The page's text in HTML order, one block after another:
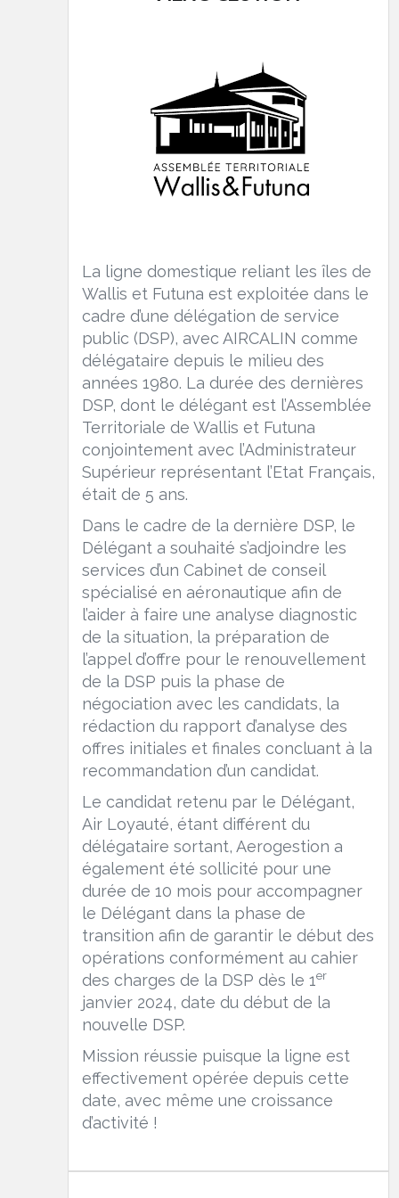
La ligne domestique reliant les îles de
Wallis et Futuna est exploitée dans le
cadre d’une délégation de service
public (DSP), avec AIRCALIN comme
délégataire depuis le milieu des
années 1980. La durée des dernières
DSP, dont le délégant est l’Assemblée
Territoriale de Wallis et Futuna
conjointement avec l’Administrateur
Supérieur représentant l’Etat Français,
était de 5 ans.
Dans le cadre de la dernière DSP, le
Délégant a souhaité s’adjoindre les
services d’un Cabinet de conseil
spécialisé en aéronautique afin de
l’aider à faire une analyse diagnostic
de la situation, la préparation de
l’appel d’offre pour le renouvellement
de la DSP puis la phase de
négociation avec les candidats, la
rédaction du rapport d’analyse des
offres initiales et finales concluant à la
recommandation d’un candidat.
Le candidat retenu par le Délégant,
Air Loyauté, étant différent du
délégataire sortant, Aerogestion a
également été sollicité pour une
durée de 10 mois pour accompagner
le Délégant dans la phase de
transition afin de garantir le début des
opérations conformément au cahier
des charges de la DSP dès le 1er
janvier 2024, date du début de la
nouvelle DSP.
Mission réussie puisque la ligne est
effectivement opérée depuis cette
date, avec même une croissance
d’activité !